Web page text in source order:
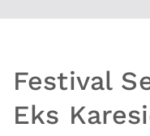
Festival
Eks